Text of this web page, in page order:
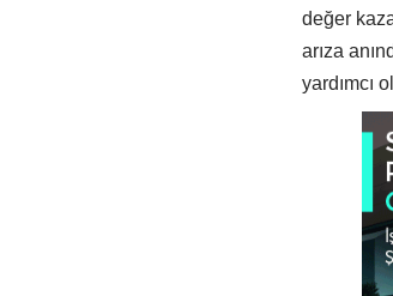
değer
arıza
yardımcı